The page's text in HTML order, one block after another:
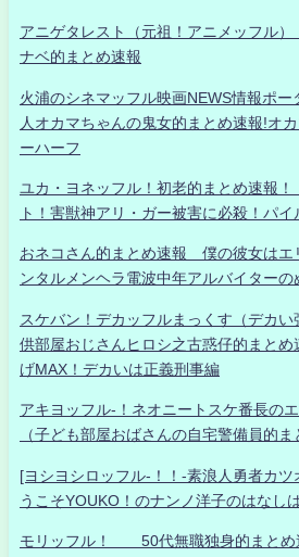
アニゲタレスト（元祖！アニメッフル
ナベ的まとめ速報
火浦のシネマッフル映画NEWS情報ポー
人オカマちゃんの鬼女的まとめ速報!オ
ーハーフ
ユカ・ヨネッフル！初老的まとめ速報！
ト！害獣神アリ・ガー被害に必殺！パイ
おネコさん的まとめ速報 僕の彼女はエ
ンタルメンヘラ電波中年アルバイター
スケバン！デカッフルまっくす（デカ
供部屋おじさんヒロシ之古惑仔的まとめ
げMAX！デカいは正義刑事編
アキヨッフル-！ネオニートスケ番長の
（子ども部屋おばさんの自宅警備員的ま
[ヨシヨシロッフル-！！-素浪人勇者カツ
うこそYOUKO！のナンノ洋子のはなし
モリッフル！ 50代無職独身的まとめ